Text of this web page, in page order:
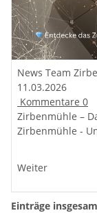
News Team
11.03.2026
Kommentare 0
Zirbenmühle –
Zirbenmühle -
Weiter
Einträge